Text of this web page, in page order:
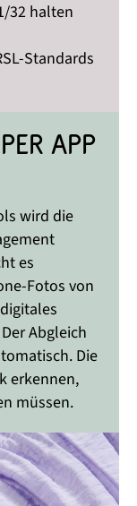
32 halten
Standards
App
wird die
es
Fotos von
Abgleich
Die
erkennen,
müssen.